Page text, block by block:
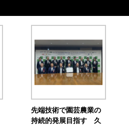
先端技術で園芸農業の
持続的発展目指す 久